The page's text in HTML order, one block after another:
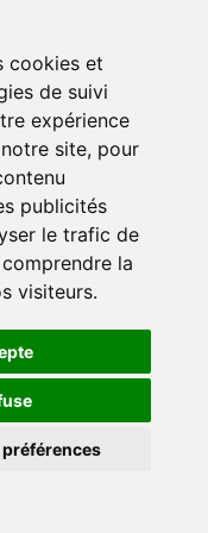
cookies et
de suivi
expérience
site, pour
publicités
le trafic de
la
visiteurs.